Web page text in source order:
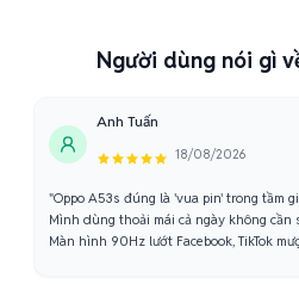
Người dùng nói gì
Anh Tuấn
18/08/2026
"Oppo A53s đúng là 'vua pin' trong tầm
Mình dùng thoải mái cả ngày không cần
Màn hình 90Hz lướt Facebook, TikTok